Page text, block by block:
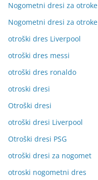
Nogometni dresi za otroke
Nogometni dresi za otroke
otroški dres Liverpool
otroški dres messi
otroški dres ronaldo
otroski dresi
Otroški dresi
otroški dresi Liverpool
Otroški dresi PSG
otroški dresi za nogomet
otroski nogometni dres